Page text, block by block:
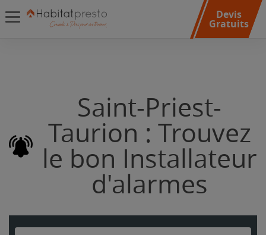
Devis
Gratuits
Saint-Priest-
Taurion : Trouvez
le bon Installateur
d'alarmes